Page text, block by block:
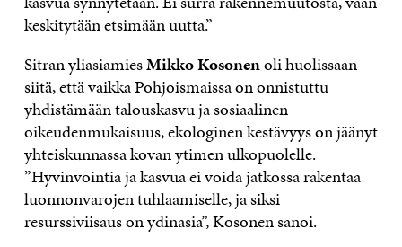
keskitytään etsimään uutta.”
Sitran yliasiamiesMikko Kosonenoli huolissaan
siitä, että vaikka Pohjoismaissa on onnistuttu
yhdistämään talouskasvu ja sosiaalinen
oikeudenmukaisuus, ekologinen kestävyys on jäänyt
yhteiskunnassa kovan ytimen ulkopuolelle.
”Hyvinvointia ja kasvua ei voida jatkossa rakentaa
luonnonvarojen tuhlaamiselle, ja siksi
resurssiviisaus on ydinasia”, Kosonen sanoi.